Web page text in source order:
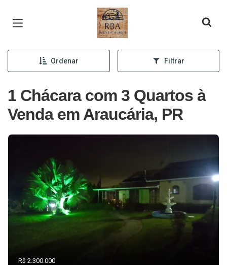
Página inicial
Ordenar Filtrar
1 Chácara com 3 Quartos à
Venda em Araucária, PR
R$ 2.300.000